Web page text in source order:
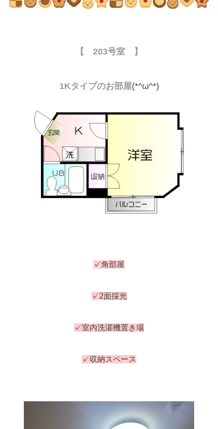
【 203号室 】
1Kタイプのお部屋(*^ω^*)
✓角部屋
✓2面採光
✓室内洗濯機置き場
✓収納スペース